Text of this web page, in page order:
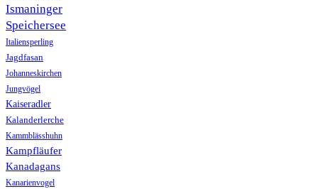
Ismaninger
Speichersee
Italiensperling
Jagdfasan
Johanneskirchen
Jungvögel
Kaiseradler
Kalanderlerche
Kammblässhuhn
Kampfläufer
Kanadagans
Kanarienvogel